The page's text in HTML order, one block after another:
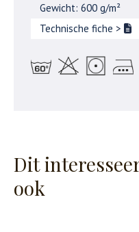
Gewicht: 600 g/m²
Technische fiche >
Dit
ook